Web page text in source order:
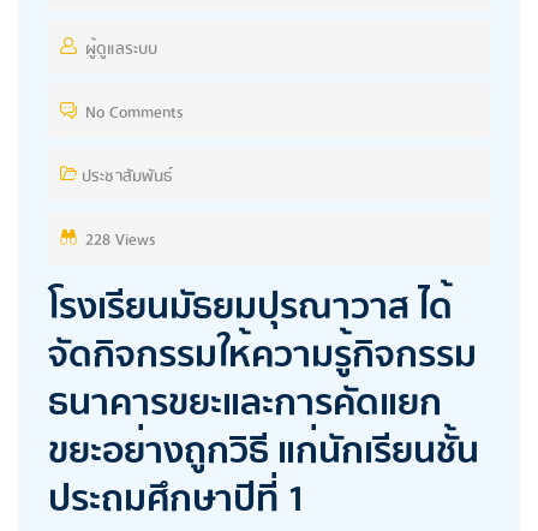
S
E
O
ผู้ดูแลระบบ
No Comments
ประชาสัมพันธ์
228 Views
โรงเรียนมัธยมปุรณาวาส ได้
จัดกิจกรรมให้ความรู้กิจกรรม
ธนาคารขยะและการคัดแยก
ขยะอย่างถูกวิธี แก่นักเรียนชั้น
ประถมศึกษาปีที่ 1